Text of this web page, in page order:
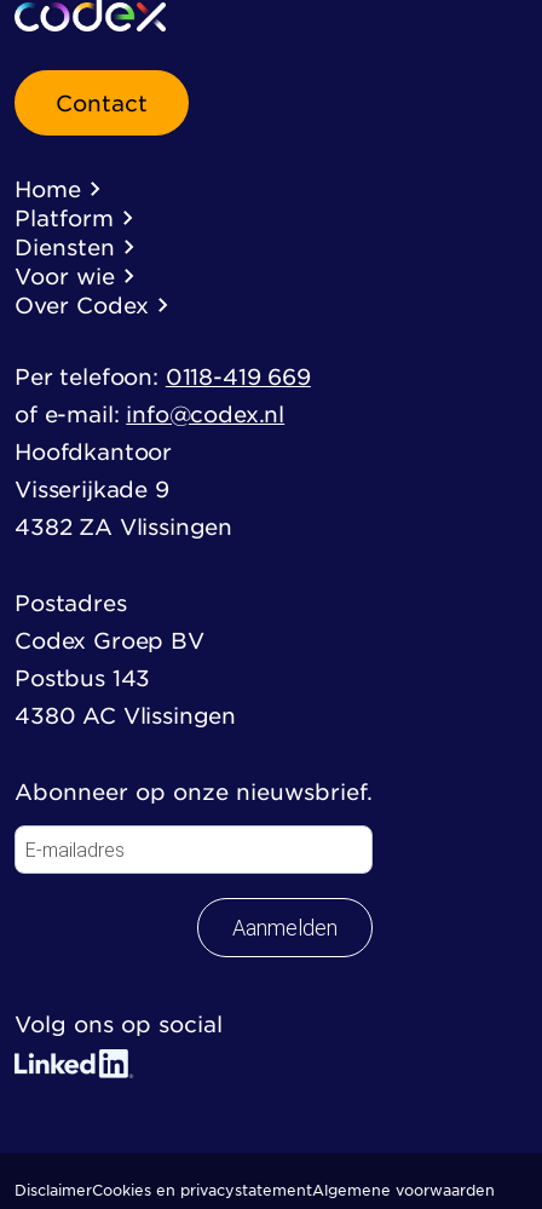
Contact
Home
Platform
Diensten
Voor wie
Over Codex
Per telefoon: 0118-419 669
of e-mail: info@codex.nl
Hoofdkantoor
Visserijkade 9
4382 ZA Vlissingen
Postadres
Codex Groep BV
Postbus 143
4380 AC Vlissingen
Abonneer op onze nieuwsbrief.
Aanmelden
Volg ons op social
DisclaimerCookies en privacystatementAlgemene voorwaarden